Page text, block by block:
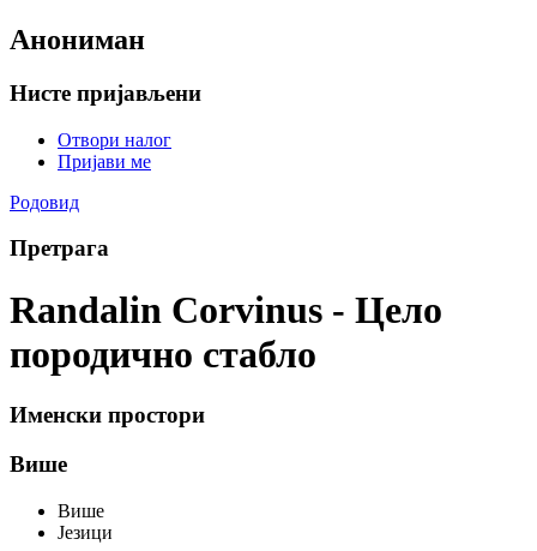
Анониман
Нисте пријављени
Отвори налог
Пријави ме
Родовид
Претрага
Randalin Corvinus - Цело
породично стабло
Именски простори
Више
Више
Језици